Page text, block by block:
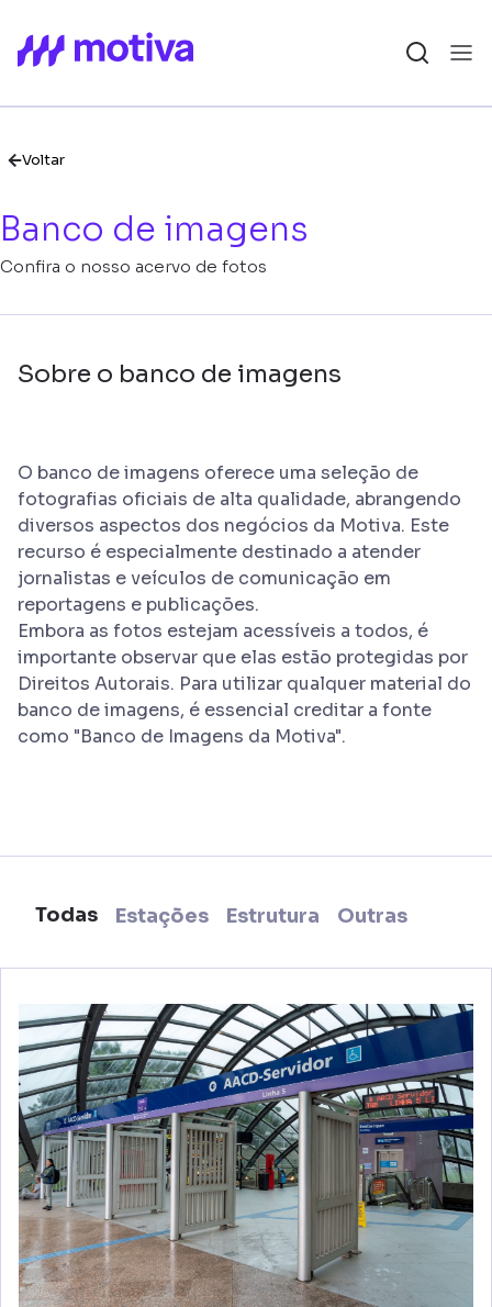
Voltar
Banco de imagens
Confira o nosso acervo de fotos
Sobre o banco de imagens
O banco de imagens oferece uma seleção de
fotografias oficiais de alta qualidade, abrangendo
diversos aspectos dos negócios da Motiva. Este
recurso é especialmente destinado a atender
jornalistas e veículos de comunicação em
reportagens e publicações.
Embora as fotos estejam acessíveis a todos, é
importante observar que elas estão protegidas por
Direitos Autorais. Para utilizar qualquer material do
banco de imagens, é essencial creditar a fonte
como "Banco de Imagens da Motiva".
Todas Estações Estrutura Outras